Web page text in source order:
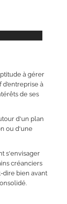
à gérer
à
de ses
d'un plan
ou d'une
s'envisager
créanciers
dire bien avant